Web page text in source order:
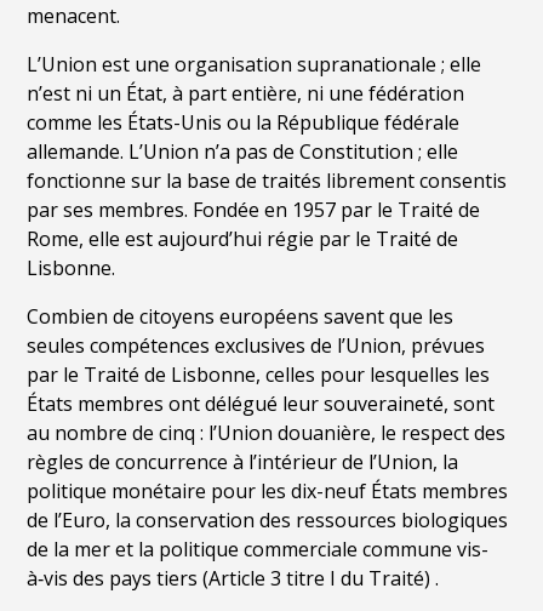
menacent.
L’Union est une organisation supranationale ; elle
n’est ni un État,à part entière, ni une fédération
comme les États-Unis ou la République fédérale
allemande. L’Union n’a pas de Constitution ; elle
fonctionne sur la base de traités librement consentis
par ses membres. Fondée en 1957 par le Traité de
Rome, elle est aujourd’hui régie par le Traitéde
Lisbonne.
Combien de citoyens européens savent que les
seules compétences exclusives de l’Union, prévues
par le Traité de Lisbonne, celles pour lesquelles les
États membres ont délégué leur souveraineté, sont
au nombre de cinq : l’Union douanière, le respect des
règles de concurrence à l’intérieur de l’Union, la
politique monétaire pour les dix-neuf États membres
de l’Euro, la conservation des ressources biologiques
de la mer et la politique commerciale commune vis-
à‑vis des pays tiers (Article 3 titre I du Traité) .